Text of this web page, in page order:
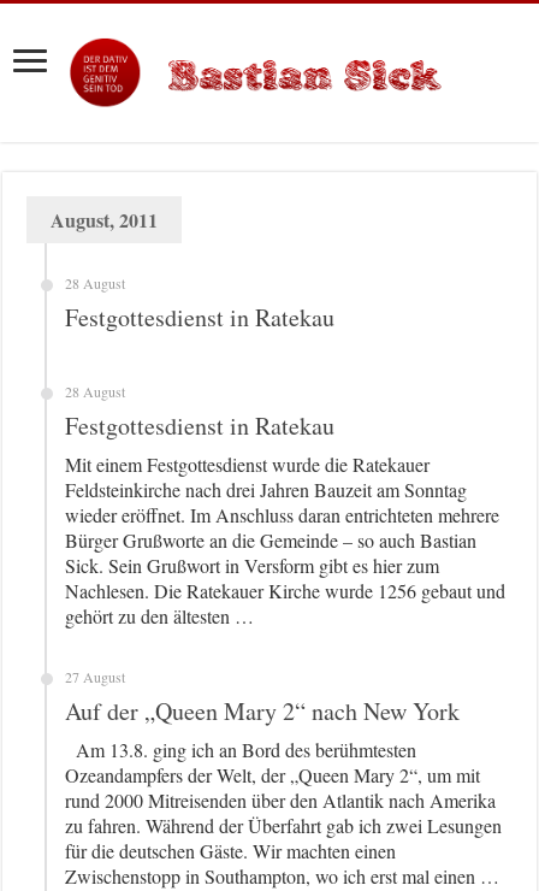
August, 2011
28 August
Festgottesdienst in Ratekau
28 August
Festgottesdienst in Ratekau
Mit einem Festgottesdienst wurde die Ratekauer
Feldsteinkirche nach drei Jahren Bauzeit am Sonntag
wieder eröffnet. Im Anschluss daran entrichteten mehrere
Bürger Grußworte an die Gemeinde – so auch Bastian
Sick. Sein Grußwort in Versform gibt es hier zum
Nachlesen. Die Ratekauer Kirche wurde 1256 gebaut und
gehört zu den ältesten …
27 August
Auf der „Queen Mary 2“ nach New York
Am 13.8. ging ich an Bord des berühmtesten
Ozeandampfers der Welt, der „Queen Mary 2“, um mit
rund 2000 Mitreisenden über den Atlantik nach Amerika
zu fahren. Während der Überfahrt gab ich zwei Lesungen
für die deutschen Gäste. Wir machten einen
Zwischenstopp in Southampton, wo ich erst mal einen …